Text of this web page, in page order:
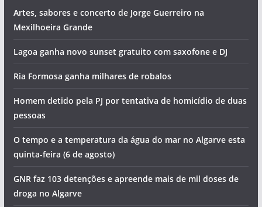
Artes, sabores e concerto de Jorge Guerreiro na
Mexilhoeira Grande
Lagoa ganha novo sunset gratuito com saxofone e DJ
Ria Formosa ganha milhares de robalos
Homem detido pela PJ por tentativa de homicídio de duas
pessoas
O tempo e a temperatura da água do mar no Algarve esta
quinta-feira (6 de agosto)
GNR faz 103 detenções e apreende mais de mil doses de
droga no Algarve